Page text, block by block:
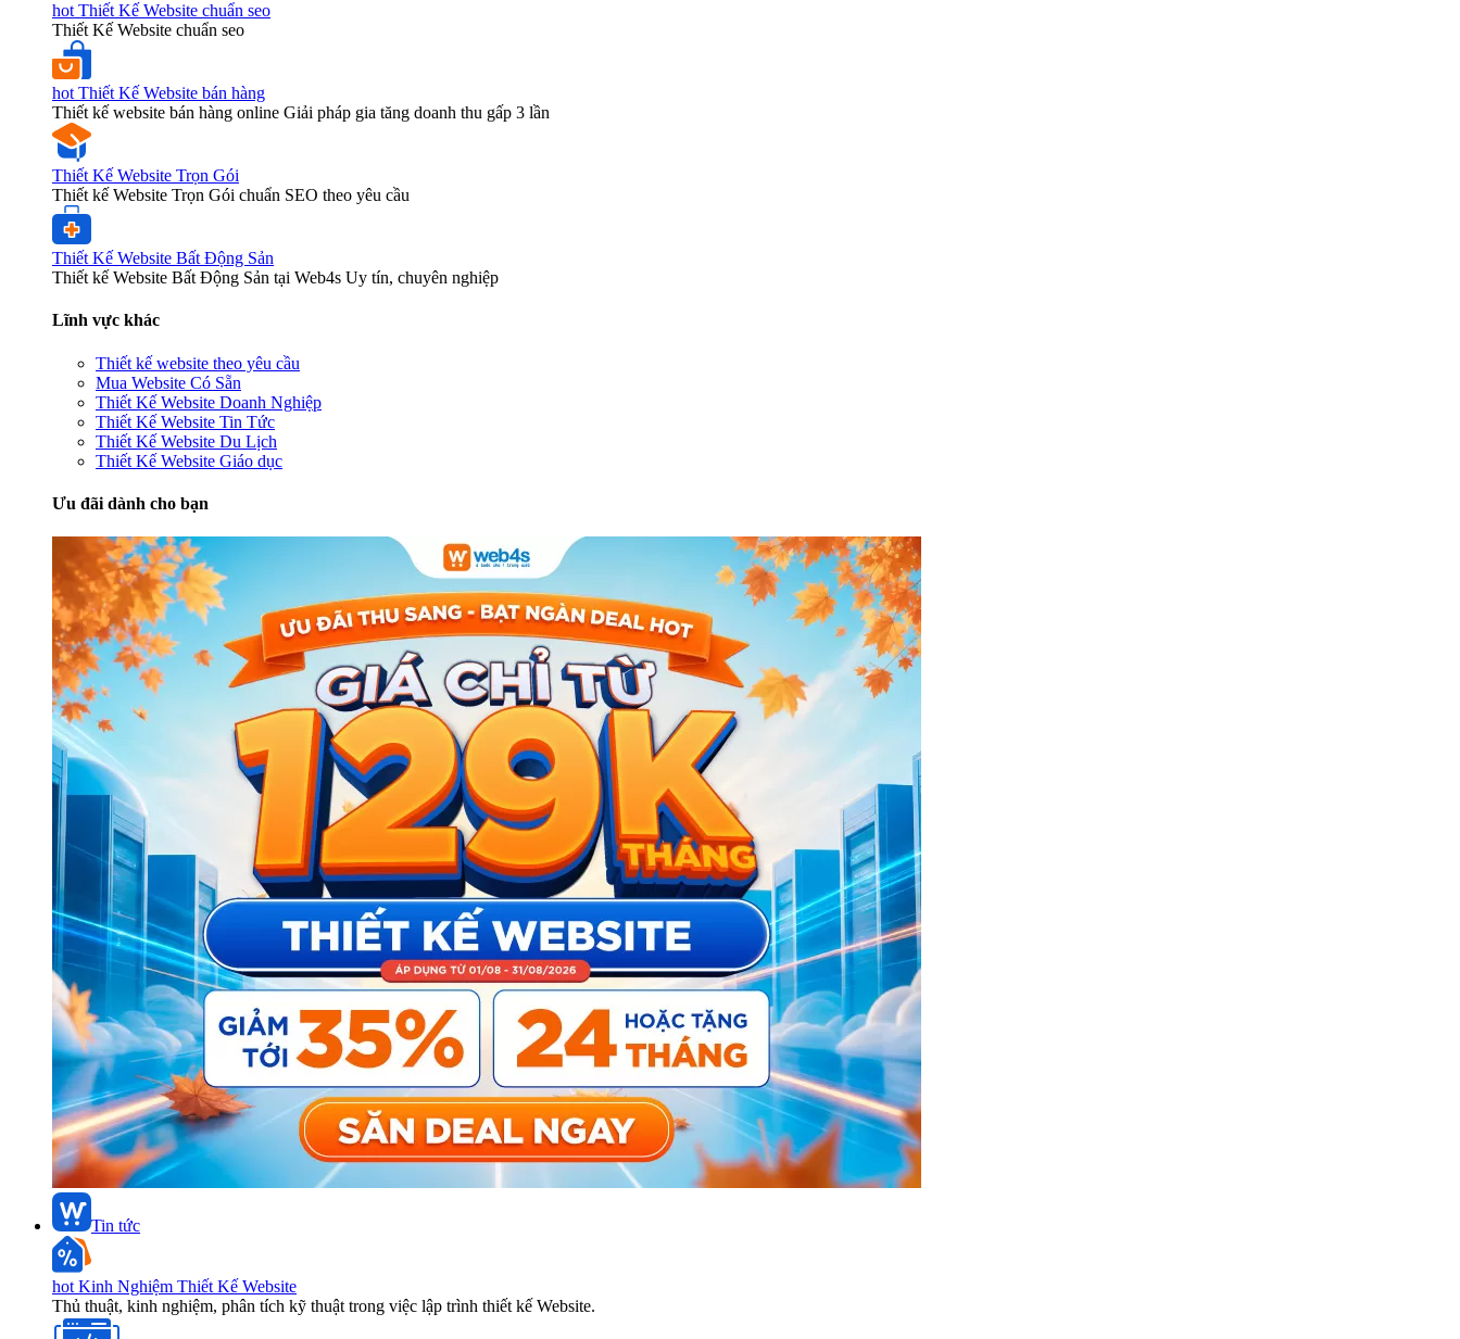
hot Thiết Kế Website chuẩn seo
Thiết Kế Website chuẩn seo
hot Thiết Kế Website bán hàng
Thiết kế website bán hàng online Giải pháp gia tăng doanh thu gấp 3 lần
Thiết Kế Website Trọn Gói
Thiết kế Website Trọn Gói chuẩn SEO theo yêu cầu
Thiết Kế Website Bất Động Sản
Thiết kế Website Bất Động Sản tại Web4s Uy tín, chuyên nghiệp
Lĩnh vực khác
Thiết kế website theo yêu cầu
Mua Website Có Sẵn
Thiết Kế Website Doanh Nghiệp
Thiết Kế Website Tin Tức
Thiết Kế Website Du Lịch
Thiết Kế Website Giáo dục
Ưu đãi dành cho bạn
Tin tức
hot Kinh Nghiệm Thiết Kế Website
Thủ thuật, kinh nghiệm, phân tích kỹ thuật trong việc lập trình thiết kế Website.